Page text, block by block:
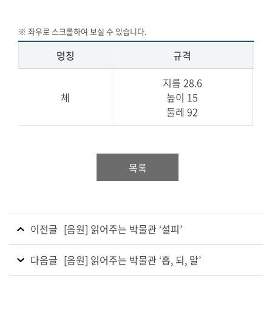
명칭 규격
체
지름 28.6
높이 15
둘레 92
목록
이전글 [음원] 읽어주는 박물관 ‘설피’
다음글 [음원] 읽어주는 박물관 ‘홉, 되, 말’